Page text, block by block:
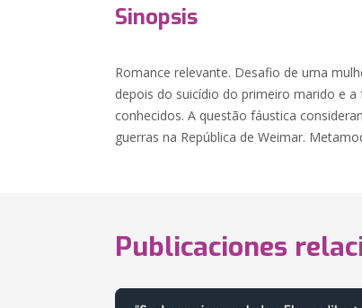
Sinopsis
Romance relevante. Desafio de uma
depois do suicídio do primeiro marido e
conhecidos. A questão fáustica
guerras na República de Weimar.
Publicaciones